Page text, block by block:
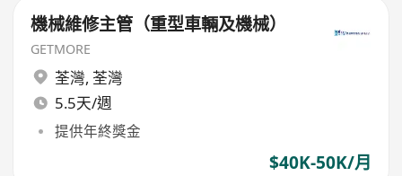
機械維修主管（重型車輛及機械）
GETMORE
荃灣, 荃灣
5.5天/週
提供年終獎金
$40K-50K/月